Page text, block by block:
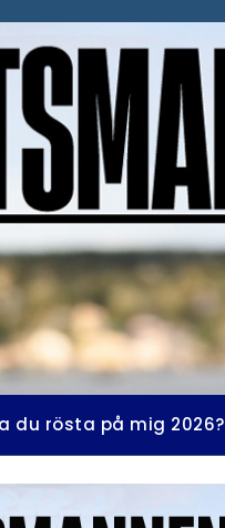
du rösta på mig 2026?